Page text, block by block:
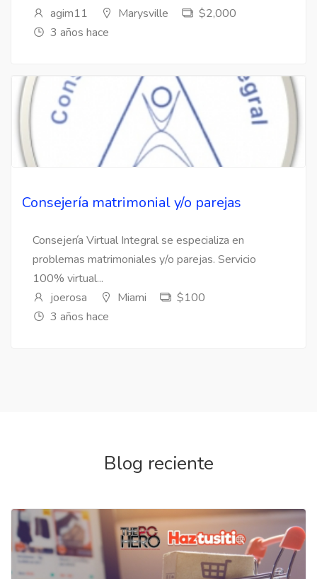
agim11
Marysville
$2,000
3 años hace
Consejería matrimonial y/o parejas
Consejería Virtual Integral se especializa en
problemas matrimoniales y/o parejas. Servicio
100% virtual...
joerosa
Miami
$100
3 años hace
Blog reciente